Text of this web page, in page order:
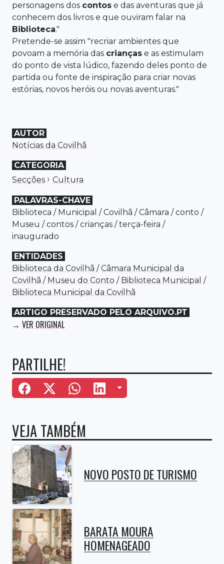
personagens dos contos e das aventuras que já
conhecem dos livros e que ouviram falar na
Biblioteca."
Pretende-se assim "recriar ambientes que
povoam a memória das crianças e as estimulam
do ponto de vista lúdico, fazendo deles ponto de
partida ou fonte de inspiração para criar novas
estórias, novos heróis ou novas aventuras."
AUTOR
Notícias da Covilhã
CATEGORIA
Secções › Cultura
PALAVRAS-CHAVE
Biblioteca / Municipal /Covilhã /Câmara /conto /
Museu /contos /crianças /terça-feira /
inaugurado
ENTIDADES
Biblioteca da Covilhã /Câmara Municipal da
Covilhã / Museu do Conto / Biblioteca Municipal /
Biblioteca Municipal da Covilhã
ARTIGO PRESERVADO PELO ARQUIVO.PT
→ VER ORIGINAL
PARTILHE!
Mais Opções
VEJA TAMBÉM
NOVO POSTO DE TURISMO
BARATA MOURA
HOMENAGEADO